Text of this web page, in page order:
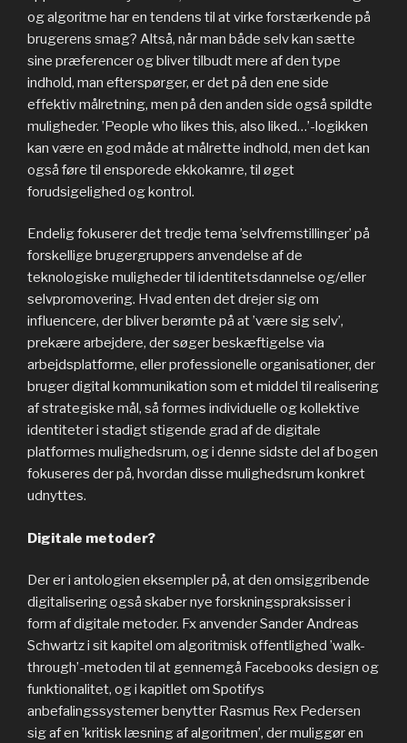
og algoritme har en tendens til at virke forstærkende på
brugerens smag? Altså, når man både selv kan sætte
sine præferencer og bliver tilbudt mere af den type
indhold, man efterspørger, er det på den ene side
effektiv målretning, men på den anden side også spildte
muligheder. ’People who likes this, also liked…’-logikken
kan være en god måde at målrette indhold, men det kan
også føre til ensporede ekkokamre, til øget
forudsigelighed og kontrol.
Endelig fokuserer det tredje tema ’selvfremstillinger’ på
forskellige brugergruppers anvendelse af de
teknologiske muligheder til identitetsdannelse og/eller
selvpromovering. Hvad enten det drejer sig om
influencere, der bliver berømte på at ’være sig selv’,
prekære arbejdere, der søger beskæftigelse via
arbejdsplatforme, eller professionelle organisationer, der
bruger digital kommunikation som et middel til realisering
af strategiske mål, så formes individuelle og kollektive
identiteter i stadigt stigende grad af de digitale
platformes mulighedsrum, og i denne sidste del af bogen
fokuseres der på, hvordan disse mulighedsrum konkret
udnyttes.
Digitale metoder?
Der er i antologien eksempler på, at den omsiggribende
digitalisering også skaber nye forskningspraksisser i
form af digitale metoder. Fx anvender Sander Andreas
Schwartz i sit kapitel om algoritmisk offentlighed ’walk-
through’-metoden til at gennemgå Facebooks design og
funktionalitet, og i kapitlet om Spotifys
anbefalingssystemer benytter Rasmus Rex Pedersen
sig af en ’kritisk læsning af algoritmen’, der muliggør en